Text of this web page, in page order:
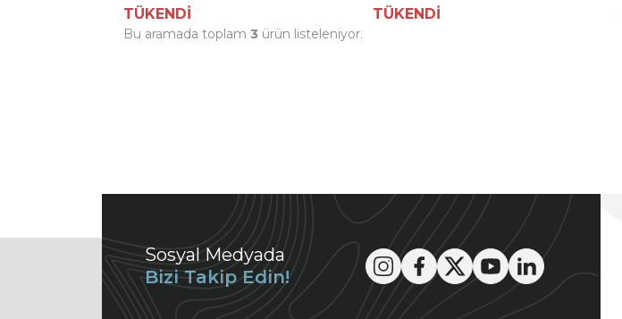
TÜKENDİ
TÜKENDİ
Bu aramada toplam 3 ürün listeleniyor.
Sosyal Medyada
Bizi Takip Edin!